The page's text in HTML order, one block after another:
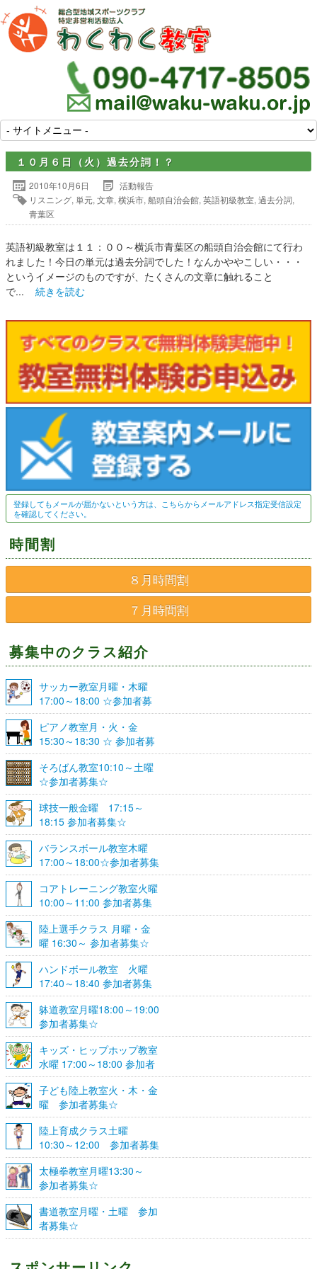
１０月６日（火）過去分詞！？
2010年10月6日
活動報告
リスニング, 単元, 文章, 横浜市, 船頭自治会館, 英語初級教室, 過去分詞,
青葉区
英語初級教室は１１：００～横浜市青葉区の船頭自治会館にて行わ
れました！今日の単元は過去分詞でした！なんかややこしい・・・
というイメージのものですが、たくさんの文章に触れること
で... 続きを読む
登録してもメールが届かないという方は、こちらからメールアドレス指定受信設定
を確認してください。
時間割
８月時間割
７月時間割
募集中のクラス紹介
サッカー教室月曜・木曜
17:00～18:00 ☆参加者募
集☆
ピアノ教室月・火・金
15:30～18:30 ☆ 参加者募
集☆
そろばん教室10:10～土曜
☆参加者募集☆
球技一般金曜 17:15～
18:15 参加者募集☆
バランスボール教室木曜
17:00～18:00☆参加者募集
☆
コアトレーニング教室火曜
10:00～11:00 参加者募集
陸上選手クラス 月曜・金
曜 16:30～ 参加者募集☆
ハンドボール教室 火曜
17:40～18:40 参加者募集
☆
躰道教室月曜18:00～19:00
参加者募集☆
キッズ・ヒップホップ教室
水曜 17:00～18:00 参加者
募集☆
子ども陸上教室火・木・金
曜 参加者募集☆
陸上育成クラス土曜
10:30～12:00 参加者募集
☆
太極拳教室月曜13:30～
参加者募集☆
書道教室月曜・土曜 参加
者募集☆